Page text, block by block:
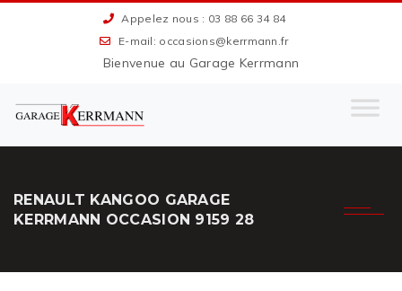
Appelez nous : 03 88 66 34 84
E-mail: occasions@kerrmann.fr
Bienvenue au Garage Kerrmann
RENAULT KANGOO GARAGE
KERRMANN OCCASION 9159 28